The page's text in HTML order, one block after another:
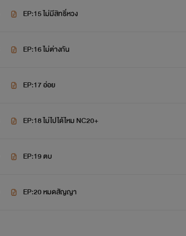
EP:15 ไม่มีสิทธิ์หวง
EP:16 ไม่ต่างกัน
EP:17 อ่อย
EP:18 ไม่ไปได้ไหม NC20+
EP:19 ตบ
EP:20 หมดสัญญา